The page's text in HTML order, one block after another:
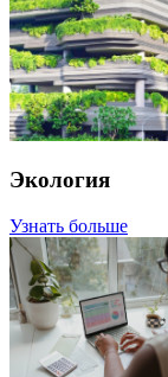
Экология
Узнать больше